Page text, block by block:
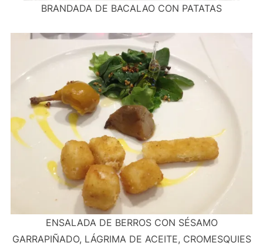
BRANDADA DE BACALAO CON PATATAS
ENSALADA DE BERROS CON SÉSAMO
GARRAPIÑADO, LÁGRIMA DE ACEITE, CROMESQUIES